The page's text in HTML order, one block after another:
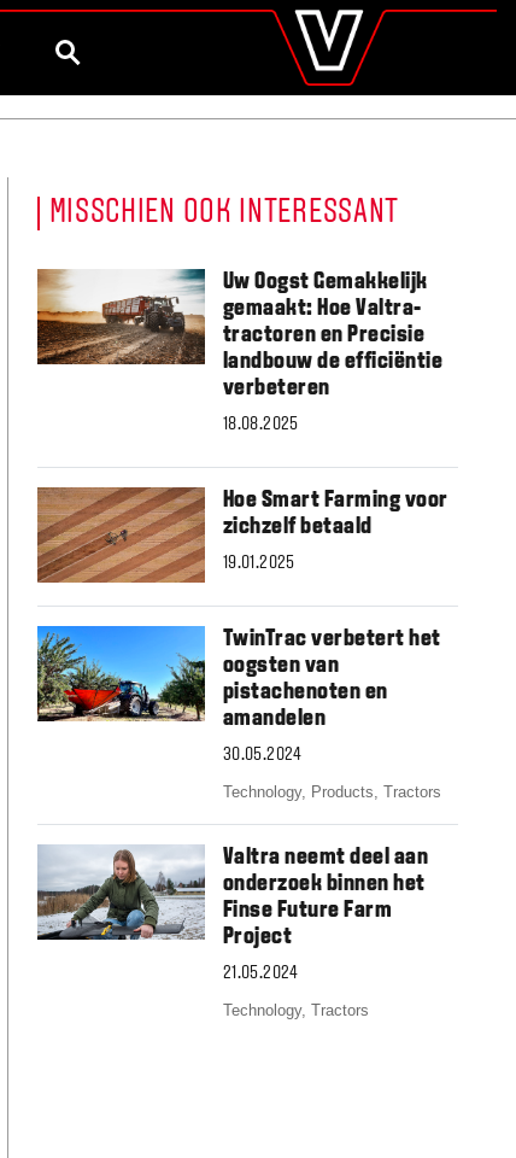
valtra.nl
Austria
Denmark
Estonia
France
Germany
Hungary
Italy
Latvia
The Netherlands
Poland
Portugal
Slovakia
Spain
Eastern Europe
Україна
South America
Brazil
Africa
English
Asia
China
Australia
ZOEK
MISSCHIEN OOK INTERESSANT
Uw Oogst Gemakkelijk
gemaakt: Hoe Valtra-
tractoren en Precisie
landbouw de efficiëntie
verbeteren
18.08.2025
Hoe Smart Farming voor
zichzelf betaald
19.01.2025
TwinTrac verbetert het
oogsten van
pistachenoten en
amandelen
30.05.2024
Technology, Products, Tractors
Valtra neemt deel aan
onderzoek binnen het
Finse Future Farm
Project
21.05.2024
Technology, Tractors